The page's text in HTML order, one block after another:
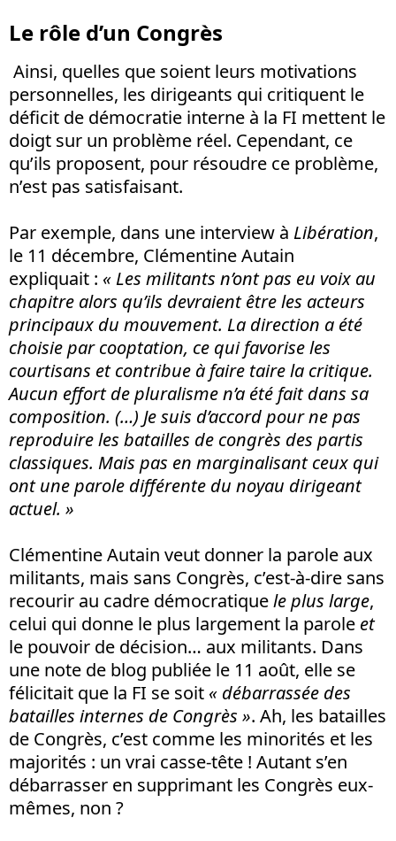
Le rôle d’un Congrès
Ainsi, quelles que soient leurs motivations
personnelles, les dirigeants qui critiquent le
déficit de démocratie interne à la FI mettent le
doigt sur un problème réel. Cependant, ce
qu’ils proposent, pour résoudre ce problème,
n’est pas satisfaisant.
Par exemple, dans une interview à Libération,
le 11 décembre, Clémentine Autain
expliquait : « Les militants n’ont pas eu voix au
chapitre alors qu’ils devraient être les acteurs
principaux du mouvement. La direction a été
choisie par cooptation, ce qui favorise les
courtisans et contribue à faire taire la critique.
Aucun effort de pluralisme n’a été fait dans sa
composition. (…) Je suis d’accord pour ne pas
reproduire les batailles de congrès des partis
classiques. Mais pas en marginalisant ceux qui
ont une parole différente du noyau dirigeant
actuel. »
Clémentine Autain veut donner la parole aux
militants, mais sans Congrès, c’est-à-dire sans
recourir au cadre démocratiquele plus large,
celui qui donne le plus largement la parole et
le pouvoir de décision… aux militants. Dans
une note de blog publiée le 11 août, elle se
félicitait que la FI se soit « débarrassée des
batailles internes de Congrès ». Ah, les batailles
de Congrès, c’est comme les minorités et les
majorités : un vrai casse-tête ! Autant s’en
débarrasser en supprimant les Congrès eux-
mêmes, non ?